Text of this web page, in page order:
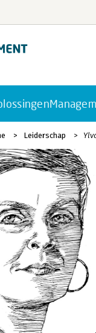
Leiderschap